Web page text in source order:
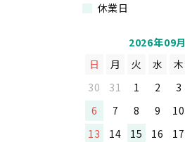
休業日
2026年09月
日
月 火 水 木
30
31 1 2 3
6
7 8 9 10
13
14 15 16 17